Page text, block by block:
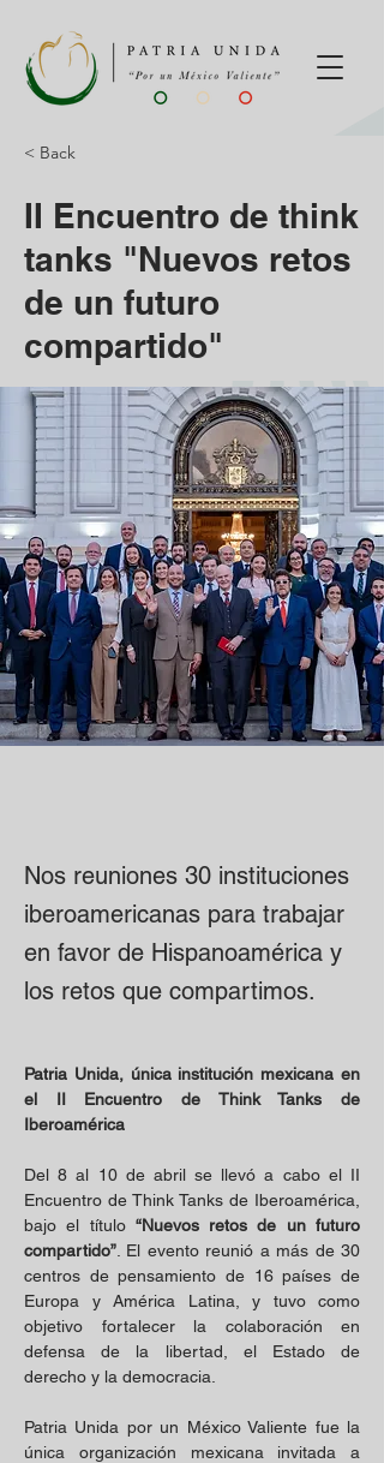
< Back
II Encuentro de think
tanks "Nuevos retos
de un futuro
compartido"
Nos reuniones 30 instituciones
iberoamericanas para trabajar
en favor de Hispanoamérica y
los retos que compartimos.
Patria Unida, única institución mexicana en
el II Encuentro de Think Tanks de
Iberoamérica
Del 8 al 10 de abril se llevó a cabo el II
Encuentro de Think Tanks de Iberoamérica,
bajo el título “Nuevos retos de un futuro
compartido” . El evento reunió a más de 30
centros de pensamiento de 16 países de
Europa y América Latina, y tuvo como
objetivo fortalecer la colaboración en
defensa de la libertad, el Estado de
derecho y la democracia.
Patria Unida por un México Valiente fue la
única organización mexicana invitada a